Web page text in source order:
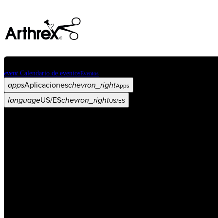
event Calendario de eventosEventos
appsAplicacioneschevron_rightApps
languageUS/ESchevron_rightUS/ES